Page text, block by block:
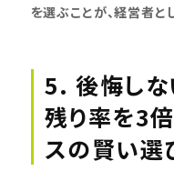
を選ぶことが、経営者と
5. 後悔しな
残り率を3
スの賢い選